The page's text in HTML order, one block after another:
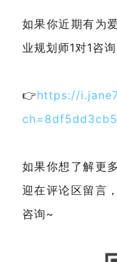
如果你近期有为
业规划师1对1咨询
👉https://
如果你想了解更
迎在评论区留言
咨询~